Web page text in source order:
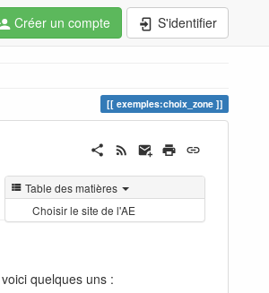
Créer un compte S'identifier
exemples:choix_zone
Table des matières
Choisir le site de l'AE
quelques uns :